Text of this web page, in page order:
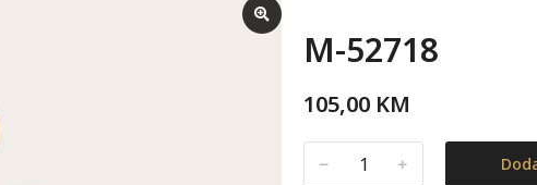
M-52718
105,00 KM
﹣ ﹢